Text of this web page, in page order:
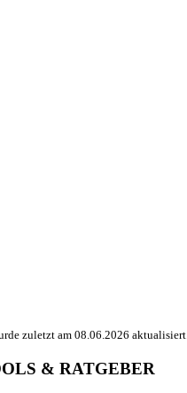
zuletzt am 08.06.2026 aktualisiert.
& RATGEBER